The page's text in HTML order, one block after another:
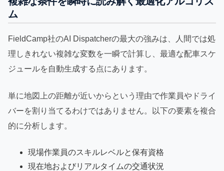
ム
FieldCamp社のAI Dispatcherの最大の強みは、人間では処
理しきれない複雑な変数を一瞬で計算し、最適な配車スケ
ジュールを自動生成する点にあります。
単に地図上の距離が近いからという理由で作業員やドライ
バーを割り当てるわけではありません。以下の要素を複合
的に分析します。
現場作業員のスキルレベルと保有資格
現在地およびリアルタイムの交通状況